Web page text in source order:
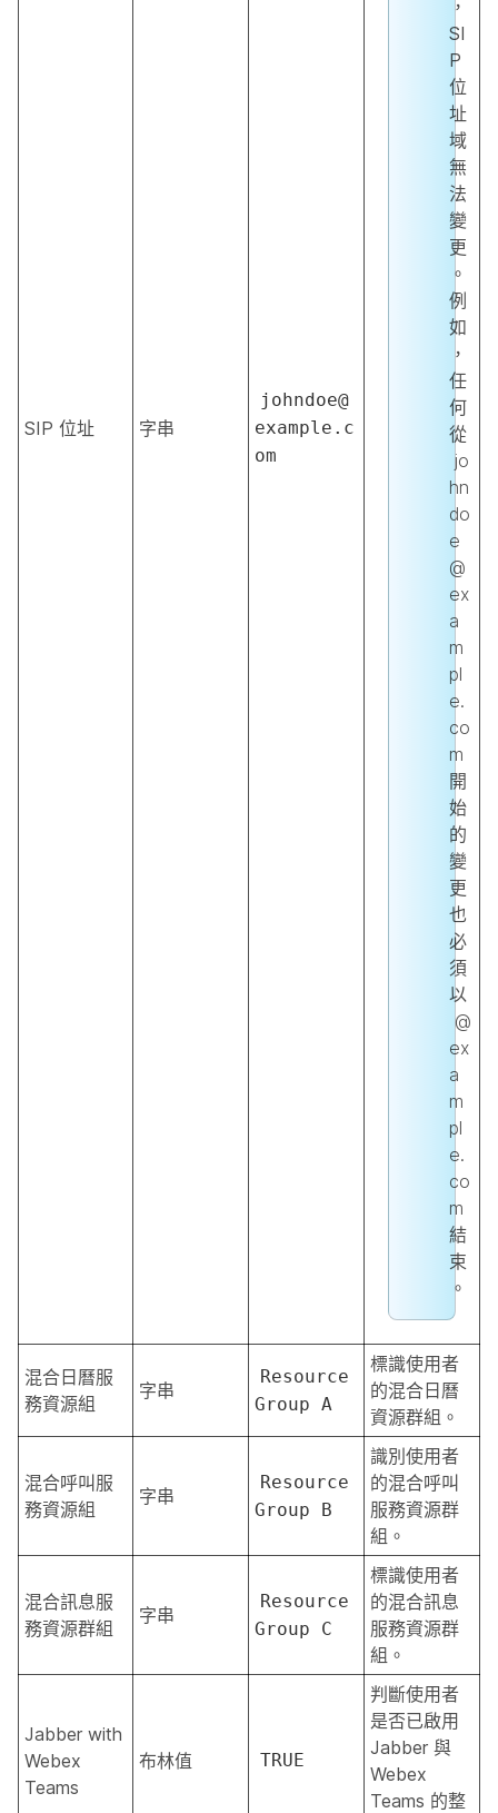
SIP 位址 字串
johndoe@
example.c
om
，
SI
P
位
址
域
無
法
變
更
。
例
如
，
任
何
從
jo
hn
do
e
@
ex
a
m
pl
e.
co
m
開
始
的
變
更
也
必
須
以
@
ex
a
m
pl
e.
co
m
結
束
。
混合日曆服
務資源組
字串
Resource
Group A
標識使用者
的混合日曆
資源群組。
混合呼叫服
務資源組
字串
Resource
Group B
識別使用者
的混合呼叫
服務資源群
組。
混合訊息服
務資源群組
字串
Resource
Group C
標識使用者
的混合訊息
服務資源群
組。
Jabber with
Webex
Teams
布林值 TRUE
判斷使用者
是否已啟用
Jabber 與
Webex
Teams 的整